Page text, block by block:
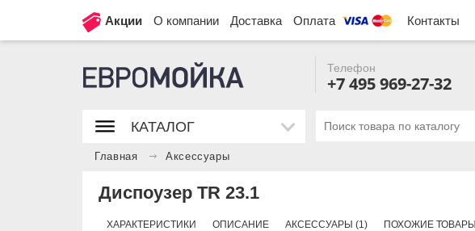
Акции О компании Доставка Оплата Контакты
Телефон
+7 495 969-27-32
КАТАЛОГ
Главная Аксессуары
Диспоузер TR 23.1
ХАРАКТЕРИСТИКИ ОПИСАНИЕ АКСЕССУАРЫ (1) ПОХОЖИЕ ТОВАРЫ